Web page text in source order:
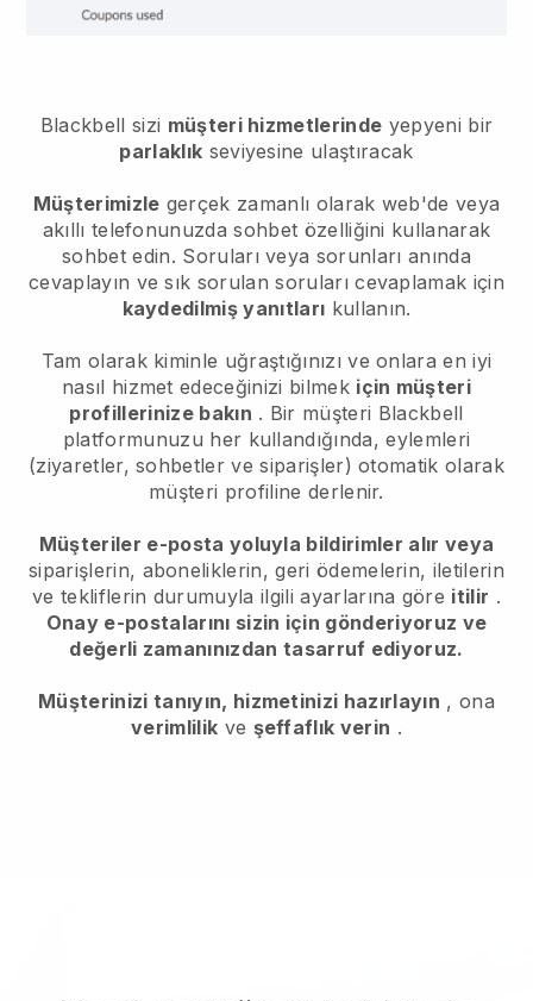
Blackbell sizi müşteri hizmetlerinde yepyeni bir
parlaklık seviyesine ulaştıracak
Müşterimizle gerçek zamanlı olarak web'de veya
akıllı telefonunuzda sohbet özelliğini kullanarak
sohbet edin. Soruları veya sorunları anında
cevaplayın ve sık sorulan soruları cevaplamak için
kaydedilmiş yanıtları kullanın.
Tam olarak kiminle uğraştığınızı ve onlara en iyi
nasıl hizmet edeceğinizi bilmek için müşteri
profillerinize bakın . Bir müşteri Blackbell
platformunuzu her kullandığında, eylemleri
(ziyaretler, sohbetler ve siparişler) otomatik olarak
müşteri profiline derlenir.
Müşteriler e-posta yoluyla bildirimler alır veya
siparişlerin, aboneliklerin, geri ödemelerin, iletilerin
ve tekliflerin durumuyla ilgili ayarlarına göre itilir .
Onay e-postalarını sizin için gönderiyoruz ve
değerli zamanınızdan tasarruf ediyoruz.
Müşterinizi tanıyın, hizmetinizi hazırlayın , ona
verimlilik ve şeffaflık verin .